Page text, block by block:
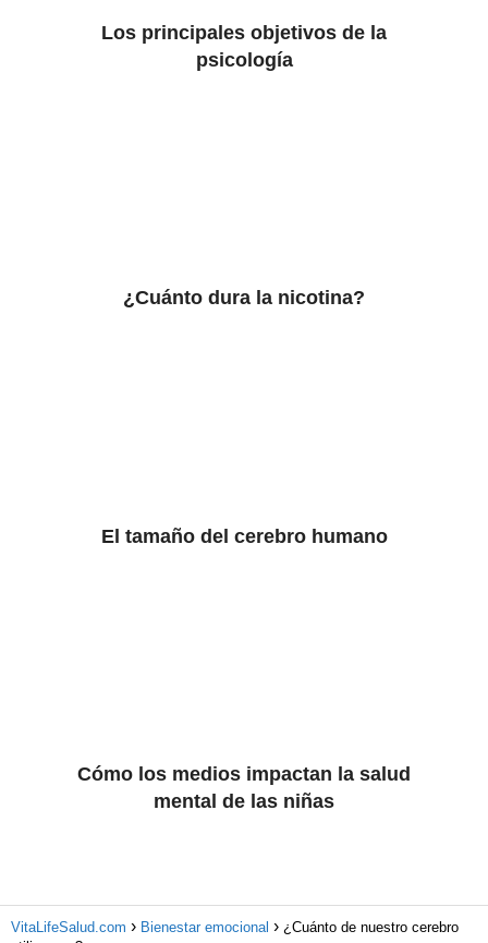
Los principales objetivos de la
psicología
¿Cuánto dura la nicotina?
El tamaño del cerebro humano
Cómo los medios impactan la salud
mental de las niñas
VitaLifeSalud.com Bienestar emocional
¿Cuánto de nuestro cerebro